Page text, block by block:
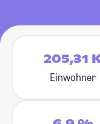
205,31
Einwohner